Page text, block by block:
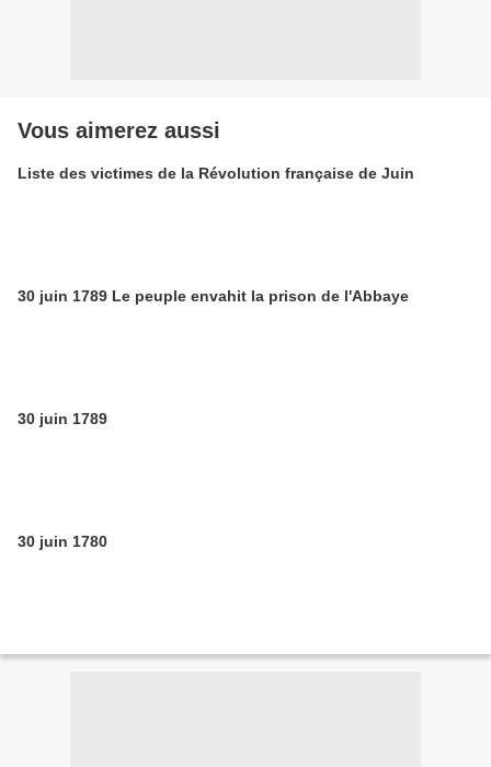
Vous aimerez aussi
Liste des victimes de la Révolution française de Juin
30 juin 1789 Le peuple envahit la prison de l'Abbaye
30 juin 1789
30 juin 1780